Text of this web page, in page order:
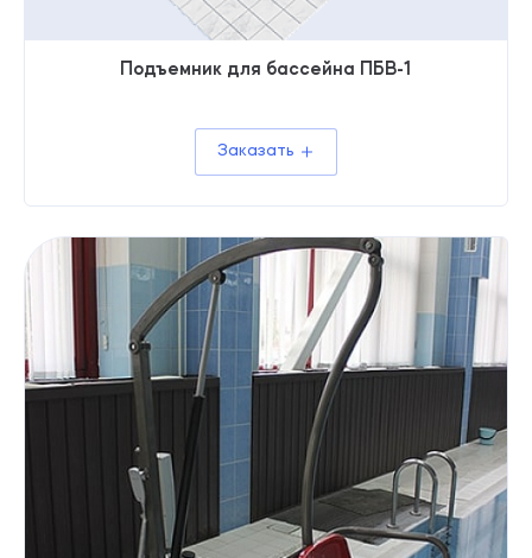
Подъемник для бассейна ПБВ-1
Заказать